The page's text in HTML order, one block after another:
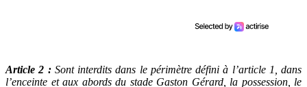
Article 2 :Sont interdits dans le périmètre défini à l’article 1, dans
l’enceinte et aux abords du stade Gaston Gérard, la possession, le